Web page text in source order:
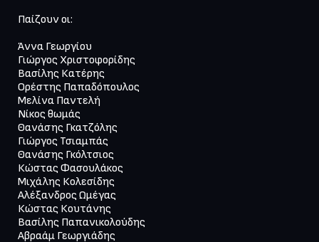
Παίζουν οι:
Άννα Γεωργίου
Γιώργος Χριστοφορίδης
Βασίλης Κατέρης
Ορέστης Παπαδόπουλος
Μελίνα Παντελή
Νίκος θωμάς
Θανάσης Γκατζόλης
Γιώργος Τσιαμπάς
Θανάσης Γκόλτσιος
Κώστας Φασουλάκος
Μιχάλης Κολεσίδης
Αλέξανδρος Ωμέγας
Κώστας Κουτάνης
Βασίλης Παπανικολούδης